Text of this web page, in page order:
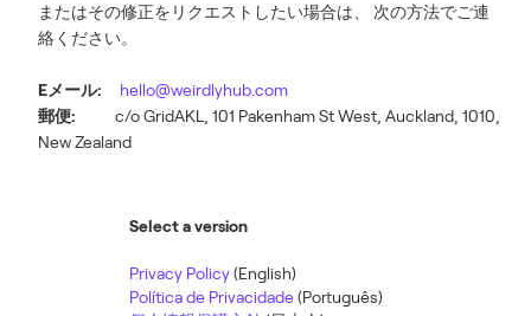
Select a version
Privacy Policy(English)
Política de Privacidade(Português)
またはその修正をリクエストしたい場合は、 次の方法でご連
絡ください。
Eメール: hello@weirdlyhub.com
郵便: c/o GridAKL, 101 Pakenham St West, Auckland, 1010,
New Zealand